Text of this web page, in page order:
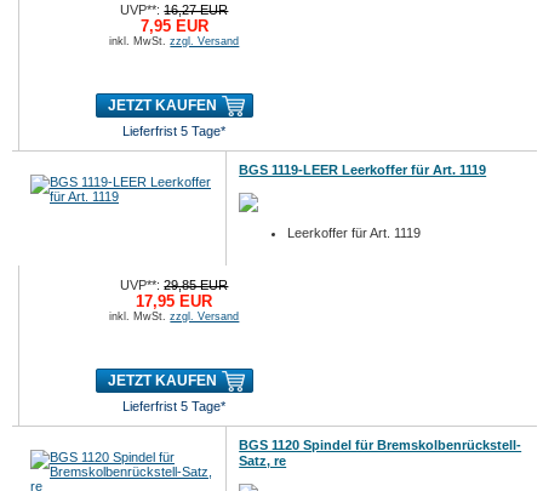
UVP**:16,27 EUR
7,95 EUR
inkl. MwSt.zzgl. Versand
JETZT KAUFEN
Lieferfrist 5 Tage*
BGS 1119-LEER Leerkoffer für Art. 1119
Leerkoffer für Art. 1119
UVP**:29,85 EUR
17,95 EUR
inkl. MwSt.zzgl. Versand
JETZT KAUFEN
Lieferfrist 5 Tage*
BGS 1120 Spindel für Bremskolbenrückstell-
Satz, re